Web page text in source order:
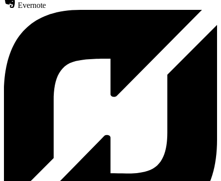
Evernote